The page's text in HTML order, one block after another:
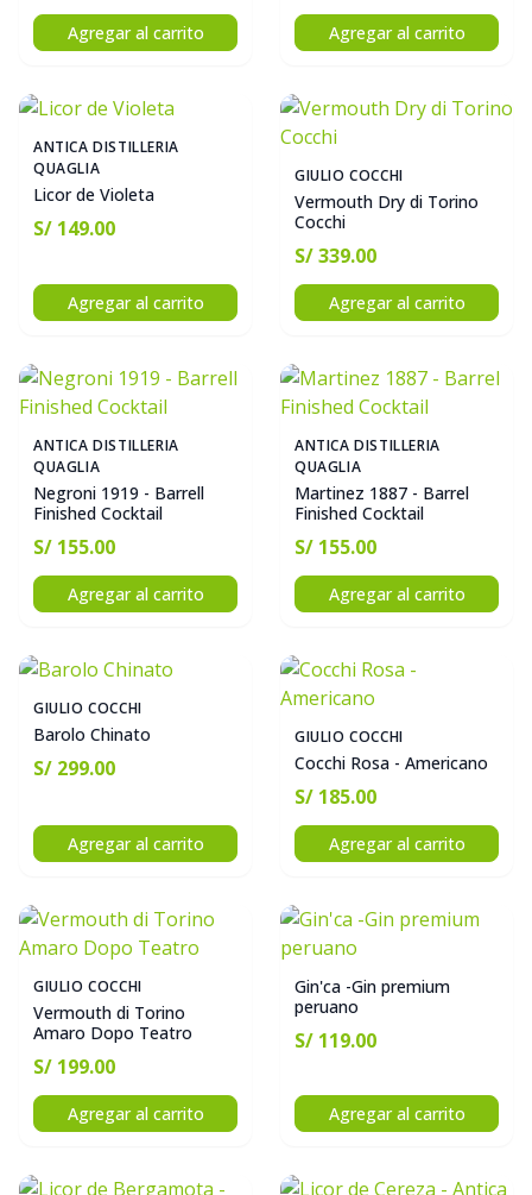
Agregar al carrito Agregar al carrito
ANTICA DISTILLERIA
QUAGLIA
Licor de Violeta
S/ 149.00
Agregar al carrito
GIULIO COCCHI
Vermouth Dry di Torino
Cocchi
S/ 339.00
Agregar al carrito
ANTICA DISTILLERIA
QUAGLIA
Negroni 1919 - Barrell
Finished Cocktail
S/ 155.00
Agregar al carrito
ANTICA DISTILLERIA
QUAGLIA
Martinez 1887 - Barrel
Finished Cocktail
S/ 155.00
Agregar al carrito
GIULIO COCCHI
Barolo Chinato
S/ 299.00
Agregar al carrito
GIULIO COCCHI
Cocchi Rosa - Americano
S/ 185.00
Agregar al carrito
GIULIO COCCHI
Vermouth di Torino
Amaro Dopo Teatro
S/ 199.00
Agregar al carrito
Gin'ca -Gin premium
peruano
S/ 119.00
Agregar al carrito